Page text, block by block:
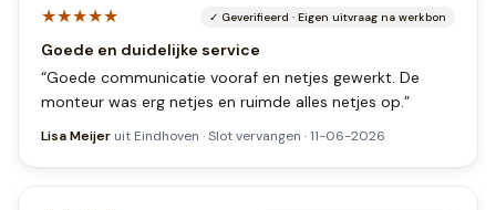
★★★★★ ✓ Geverifieerd · Eigen uitvraag na werkbon
Goede en duidelijke service
“Goede communicatie vooraf en netjes gewerkt. De
monteur was erg netjes en ruimde alles netjes op.”
Lisa Meijer uit Eindhoven ·Slot vervangen ·11-06-2026